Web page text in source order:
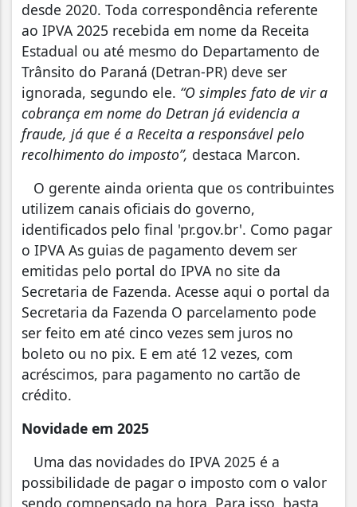
desde 2020. Toda correspondência referente
ao IPVA 2025 recebida em nome da Receita
Estadual ou até mesmo do Departamento de
Trânsito do Paraná (Detran-PR) deve ser
ignorada, segundo ele. “O simples fato de vir a
cobrança em nome do Detran já evidencia a
fraude, já que é a Receita a responsável pelo
recolhimento do imposto”, destaca Marcon.
O gerente ainda orienta que os contribuintes
utilizem canais oficiais do governo,
identificados pelo final 'pr.gov.br'. Como pagar
o IPVA As guias de pagamento devem ser
emitidas pelo portal do IPVA no site da
Secretaria de Fazenda. Acesse aqui o portal da
Secretaria da Fazenda O parcelamento pode
ser feito em até cinco vezes sem juros no
boleto ou no pix. E em até 12 vezes, com
acréscimos, para pagamento no cartão de
crédito.
Novidade em 2025
Uma das novidades do IPVA 2025 é a
possibilidade de pagar o imposto com o valor